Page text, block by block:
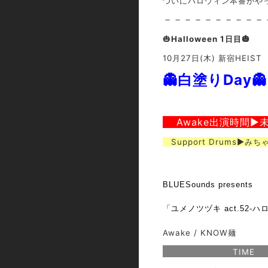
－－－－－－－－－
🎃Halloween 1日目🎃
10月27日(木) 新宿HEIST
👻白塗りDay👻
Awake出演時間▶︎
Support Drums▶︎みち
BLUESounds presents
「ユメノツヅキ act.52-ハ
Awake / KNOW麺
TIME